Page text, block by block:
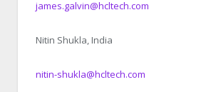
james.galvin@hcltech.com
Nitin Shukla, India
nitin-shukla@hcltech.com